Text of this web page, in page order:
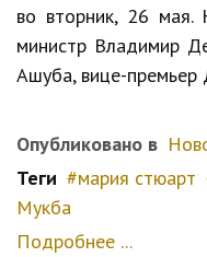
во вторник, 26 мая.
министр Владимир
Ашуба, вице-
Опубликовано в
Теги
мария стюарт
Мукба
Подробнее ...